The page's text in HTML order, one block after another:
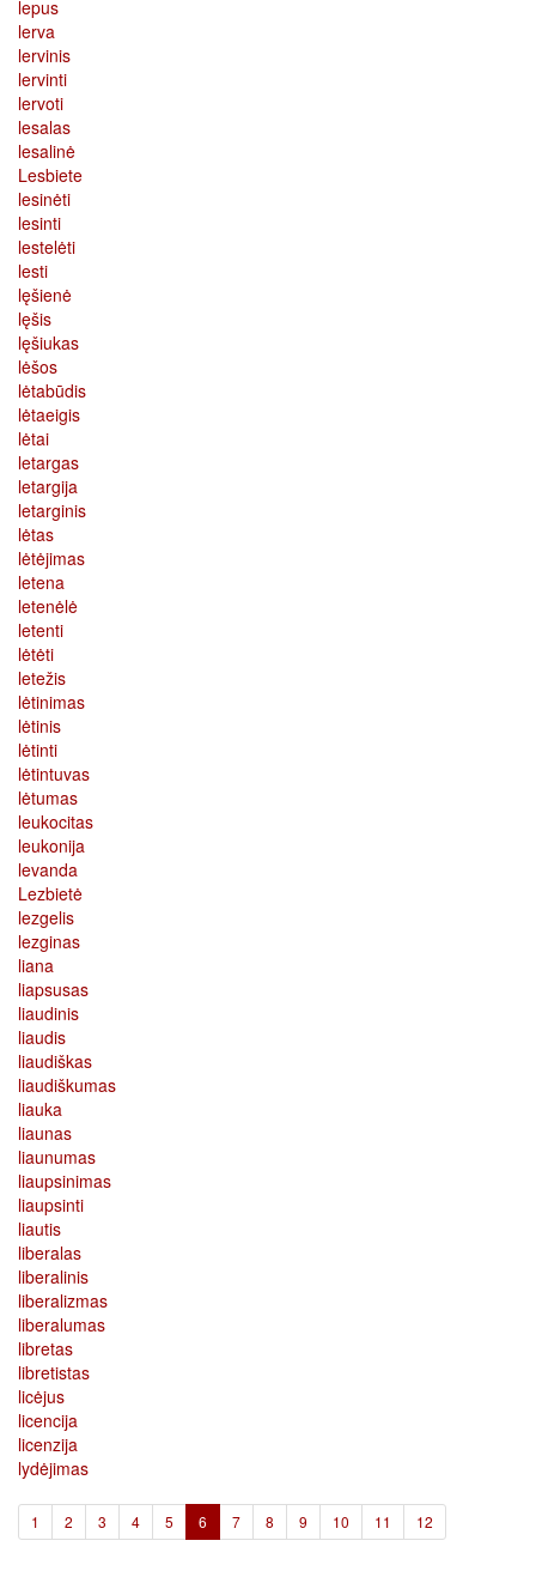
lepus
lerva
lervinis
lervinti
lervoti
lesalas
lesalinė
Lesbiete
lesinėti
lesinti
lestelėti
lesti
lęšienė
lęšis
lęšiukas
lėšos
lėtabūdis
lėtaeigis
lėtai
letargas
letargija
letarginis
lėtas
lėtėjimas
letena
letenėlė
letenti
lėtėti
letežis
lėtinimas
lėtinis
lėtinti
lėtintuvas
lėtumas
leukocitas
leukonija
levanda
Lezbietė
lezgelis
lezginas
liana
liapsusas
liaudinis
liaudis
liaudiškas
liaudiškumas
liauka
liaunas
liaunumas
liaupsinimas
liaupsinti
liautis
liberalas
liberalinis
liberalizmas
liberalumas
libretas
libretistas
licėjus
licencija
licenzija
lydėjimas
1 2 3 4 5 6 (current)
7 8 9 10 11 12